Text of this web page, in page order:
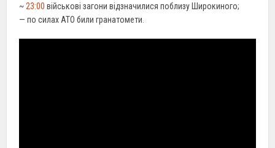
~ 23:00 військові загони відзначилися поблизу Широкиного;
— по силах АТО били гранатомети.